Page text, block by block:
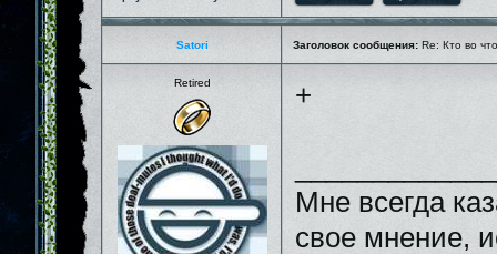
Satori Заголовок сообщения: Re: Кто во
Retired +
Мне всегда
свое мнение,